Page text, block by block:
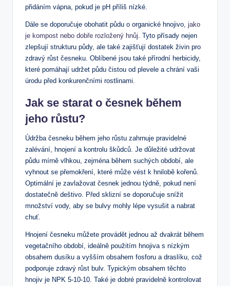
přidáním vápna, pokud je pH příliš nízké.
Dále se doporučuje obohatit půdu o organické hnojivo, jako
je kompost nebo dobře rozložený hnůj . Tyto přísady nejen
zlepšují strukturu půdy, ale také zajišťují dostatek živin pro
zdravý růst česneku. Oblíbené jsou také přírodní herbicidy,
které pomáhají udržet půdu čistou od plevele a chrání vaši
úrodu před konkurenčními rostlinami.
Jak se starat o česnek během
jeho růstu?
Údržba česneku během jeho růstu zahrnuje pravidelné
zalévání, hnojení a kontrolu škůdců. Je důležité udržovat
půdu mírně vlhkou, zejména během suchých období, ale
vyhnout se přemokření, které může vést k hnilobě kořenů.
Optimální je zavlažovat česnek jednou týdně, pokud není
dostatečně deštivo. Před sklizní se doporučuje snížit
množství vody, aby se bulvy mohly lépe vysušit a nabrat
chuť.
Hnojení česneku můžete provádět jednou až dvakrát během
vegetačního období, ideálně použitím hnojiva s nízkým
obsahem dusíku a vyšším obsahem fosforu a draslíku, což
podporuje zdravý růst bulv. Typickým obsahem těchto
hnojiv je NPK 5-10-10. Také je dobré pravidelně kontrolovat